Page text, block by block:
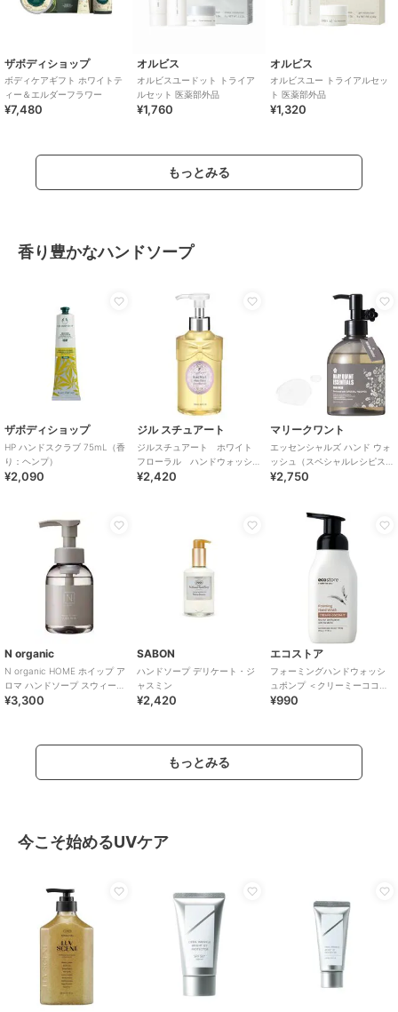
ザボディショップ
ボディケアギフト ホワイトテ
ィー＆エルダーフラワー
¥7,480
オルビス
オルビスユードット トライア
ルセット 医薬部外品
¥1,760
オルビス
オルビスユー トライアルセッ
ト 医薬部外品
¥1,320
もっとみる
香り豊かなハンドソープ
ザボディショップ
HP ハンドスクラブ 75mL（香
り：ヘンプ）
¥2,090
ジル スチュアート
ジルスチュアート ホワイト
フローラル ハンドウォッシ
ュ
¥2,420
マリークワント
エッセンシャルズ ハンド ウォ
ッシュ（スペシャルレシピス
の香り）
¥2,750
N organic
N organic HOME ホイップ ア
ロマ ハンドソープ スウィート
シトラスの香り
¥3,300
SABON
ハンドソープ デリケート・ジ
ャスミン
¥2,420
エコストア
フォーミングハンドウォッシ
ュポンプ ＜クリーミーココナ
ッツ＞ ２５０ｍＬ
¥990
もっとみる
今こそ始めるUVケア